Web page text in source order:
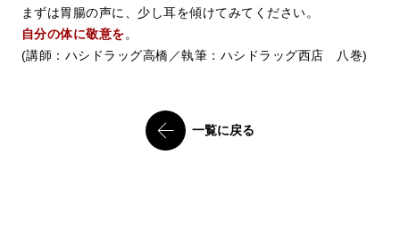
まずは胃腸の声に、少し耳を傾けてみてください。
自分の体に敬意を。
(講師：ハシドラッグ高橋／執筆：ハシドラッグ西店 八巻)
一覧に戻る